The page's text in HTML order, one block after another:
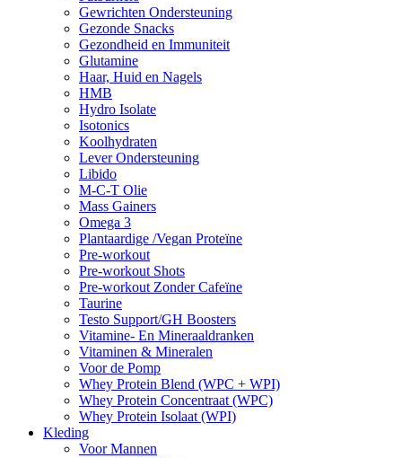
Gewrichten Ondersteuning
Gezonde Snacks
Gezondheid en Immuniteit
Glutamine
Haar, Huid en Nagels
HMB
Hydro Isolate
Isotonics
Koolhydraten
Lever Ondersteuning
Libido
M-C-T Olie
Mass Gainers
Omega 3
Plantaardige /Vegan Proteïne
Pre-workout
Pre-workout Shots
Pre-workout Zonder Cafeïne
Taurine
Testo Support/GH Boosters
Vitamine- En Mineraaldranken
Vitaminen & Mineralen
Voor de Pomp
Whey Protein Blend (WPC + WPI)
Whey Protein Concentraat (WPC)
Whey Protein Isolaat (WPI)
Kleding
Voor Mannen